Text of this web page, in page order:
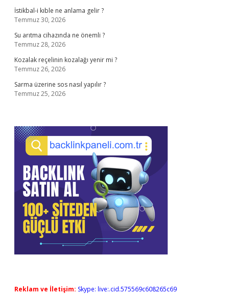
İstikbal-i kıble ne anlama gelir ?
Temmuz 30, 2026
Su arıtma cihazında ne önemli ?
Temmuz 28, 2026
Kozalak reçelinin kozalağı yenir mi ?
Temmuz 26, 2026
Sarma üzerine sos nasıl yapılır ?
Temmuz 25, 2026
Reklam ve İletişim: Skype: live:.cid.575569c608265c69